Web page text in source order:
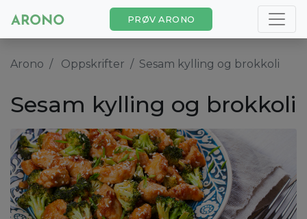
PRØV ARONO
Arono Oppskrifter Sesam kylling og brokkoli
Sesam kylling og brokkoli